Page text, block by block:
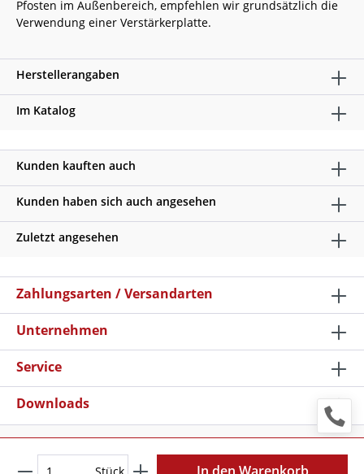
Pfosten im Außenbereich, empfehlen wir grundsätzlich die
Verwendung einer Verstärkerplatte.
Herstellerangaben
Im Katalog
Kunden kauften auch
Kunden haben sich auch angesehen
Zuletzt angesehen
Zahlungsarten / Versandarten
Unternehmen
Service
Downloads
Versandkosten
, wenn nicht anders beschrieben